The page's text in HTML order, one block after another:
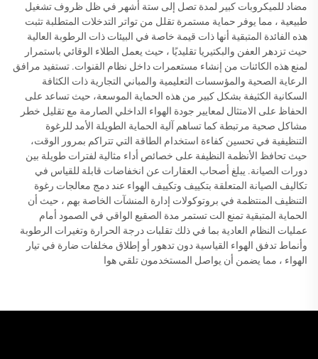
مضاد للميكروبات كبير لمدة تصل إلى ستة أشهر في ظل ظروف تشغيل
طبيعية ، مما يوفر حماية مستمرة تقلل من تواتر التدخلات المتطلبة تثبت
هذه الفائدة المتبقية أنها ذات قيمة خاصة في البيئات ذات الرطوبة العالية
حيث تزدهر العفن والبكتيريا تقليديًا ، حيث يعمل الطلاء الوقائي باستمرار
لمنع هذه الكائنات من إنشاء مستعمرات داخل نظام القنوات. تستفيد مرافق
الرعاية الصحية والمؤسسات التعليمية والمباني التجارية ذات الكثافة
السكانية الكثيفة بشكل كبير من هذه الحماية الموسعة، حيث تساعد على
الحفاظ على الامتثال لمعايير جودة الهواء الداخلي الصارمة مع تقليل خطر
مشاكل صحية مرتبطة كما تساهم آلية الحماية الطويلة الأمد للرغوة
التنظيفية في تحسين كفاءة استخدام الطاقة التي تتراكم بمرور الوقت،
حيث تحافظ الأنظمة النظيفة على خصائص أداء مثالية لفترات طويلة بين
دورات الصيانة. يبلغ أصحاب العقارات عن انخفاضات قابلة للقياس في
تكاليف الصيانة المتعلقة بتكييف وتكييف الهواء عند دمج معالجات رغوة
التنظيف المنتظمة في بروتوكولات إدارة المنشآت الخاصة بهم ، حيث أن
الحماية المتبقية تمنع الت تستمر مدة الصقيع الواقي في الصمود أمام
عمليات النظام العادية بما في ذلك تقلبات درجة الحرارة وتغيرات الرطوبة
وأنماط تدفق الهواء القياسية دون تدهور أو إطلاق مخلفات ضارة في تيار
الهواء ، مما يضمن أن يواصل المستخدمون تلقي هوا